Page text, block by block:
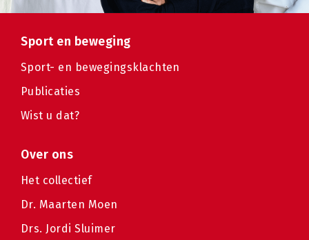
Sport en beweging
Sport- en bewegingsklachten
Publicaties
Wist u dat?
Over ons
Het collectief
Dr. Maarten Moen
Drs. Jordi Sluimer